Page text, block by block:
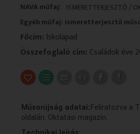
NAVA műfaj: ISMERETTERJESZTŐ /
Egyéb műfaj: ismeretterjesztő
Főcím: Iskolapad
Összefoglaló cím: Családok éve
Műsorújság adatai:Feliratozva a
oldalán. Oktatási magazin.